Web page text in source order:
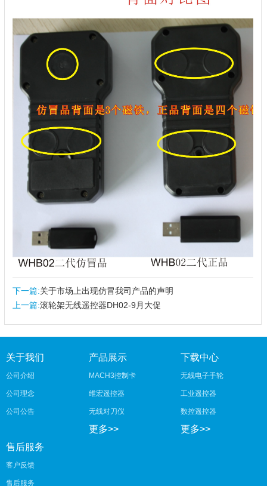
下一篇:关于市场上出现仿冒我司产品的声明
上一篇:滚轮架无线遥控器DH02-9月大促
关于我们
公司介绍
公司理念
公司公告
产品展示
MACH3控制卡
维宏遥控器
无线对刀仪
更多>>
下载中心
无线电子手轮
工业遥控器
数控遥控器
更多>>
售后服务
客户反馈
售后服务